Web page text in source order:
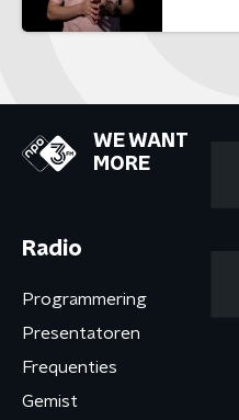
WE WANT
MORE
Radio
Programmering
Presentatoren
Frequenties
Gemist